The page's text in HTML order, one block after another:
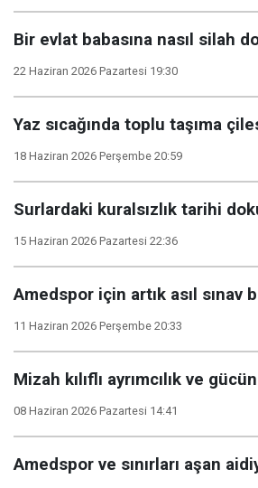
Bir evlat babasına nasıl silah
22 Haziran 2026 Pazartesi 19:30
Yaz sıcağında toplu taşıma
18 Haziran 2026 Perşembe 20:59
Surlardaki kuralsızlık tarihi
15 Haziran 2026 Pazartesi 22:36
Amedspor için artık asıl sınav
11 Haziran 2026 Perşembe 20:33
Mizah kılıflı ayrımcılık ve
08 Haziran 2026 Pazartesi 14:41
Amedspor ve sınırları aşan